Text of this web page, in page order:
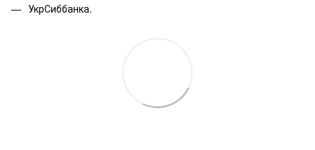
УкрСиббанка.